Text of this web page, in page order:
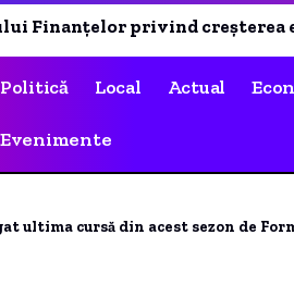
Politică Local Actual
Evenimente
ultima cursă din acest sezon de